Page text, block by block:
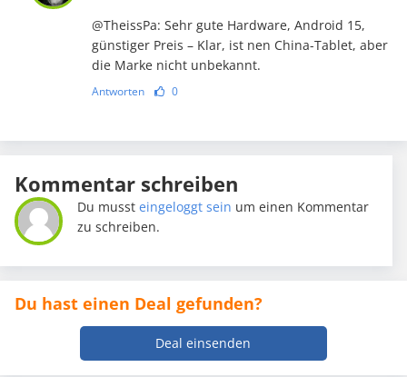
@TheissPa: Sehr gute Hardware, Android 15,
günstiger Preis – Klar, ist nen China-Tablet, aber
die Marke nicht unbekannt.
Antworten 0
Kommentar schreiben
Du mussteingeloggt sein um einen Kommentar
zu schreiben.
Du hast einen Deal gefunden?
Deal einsenden